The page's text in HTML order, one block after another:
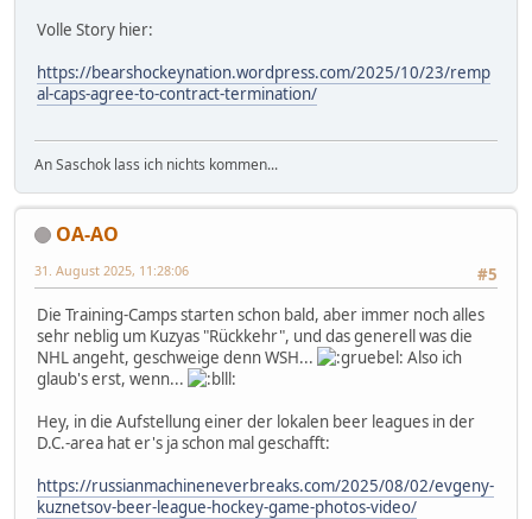
Volle Story hier:
https://bearshockeynation.wordpress.com/2025/10/23/remp
al-caps-agree-to-contract-termination/
An Saschok lass ich nichts kommen...
OA-AO
#5
31. August 2025, 11:28:06
Die Training-Camps starten schon bald, aber immer noch alles
sehr neblig um Kuzyas "Rückkehr", und das generell was die
NHL angeht, geschweige denn WSH...
Also ich
glaub's erst, wenn...
Hey, in die Aufstellung einer der lokalen beer leagues in der
D.C.-area hat er's ja schon mal geschafft:
https://russianmachineneverbreaks.com/2025/08/02/evgeny-
kuznetsov-beer-league-hockey-game-photos-video/